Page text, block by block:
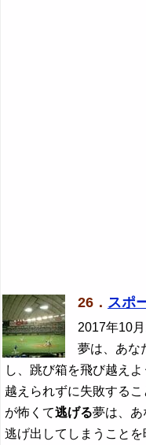
26． スポ
2017年10月
夢は、あな
し、跳び箱を飛び越え
越えられずに失敗する
が怖くて逃げる夢は、あ
逃げ出してしまうことを